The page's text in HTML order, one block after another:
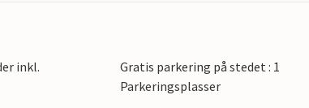
og tilbyr et bredt utvalg av vannsport,
inkl.
Gratis parkering på stedet : 1
Parkeringsplasser